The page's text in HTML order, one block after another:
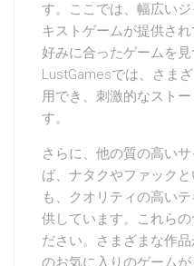
す。ここでは、幅広い
キストゲームが提供さ
好みに合ったゲームを見
LustGamesでは、さま
用でき、刺激的なスト
す。
さらに、他の質の高い
ば、ナタクやファック
も、クオリティの高い
供しています。これら
ださい。さまざまな作
のお気に入りのゲームが